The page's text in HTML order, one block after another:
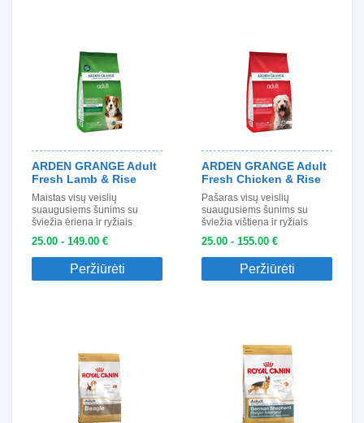
ARDEN GRANGE Adult
Fresh Lamb & Rise
Maistas visų veislių
suaugusiems šunims su
šviežia ėriena ir ryžiais
25.00 - 149.00 €
Peržiūrėti
ARDEN GRANGE Adult
Fresh Chicken & Rise
Pašaras visų veislių
suaugusiems šunims su
šviežia vištiena ir ryžiais
25.00 - 155.00 €
Peržiūrėti